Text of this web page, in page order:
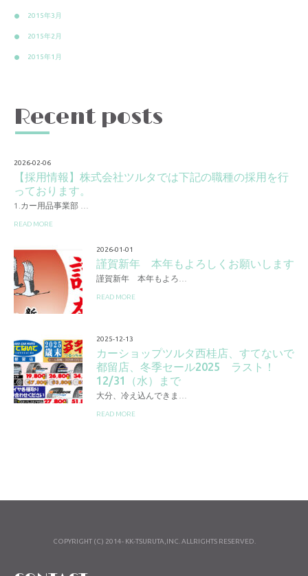
2015年3月
2015年2月
2015年1月
Recent posts
2026-02-06
【採用情報】株式会社ツルタでは下記の職種の採用を行
っております。
1.カー用品事業部 …
READ MORE
2026-01-01
謹賀新年 本年もよろしくお願いします
謹賀新年 本年もよろ…
READ MORE
2025-12-13
カーショップツルタ西桂店、すてないで
都留店、冬季セール2025 ラスト！
12/31（水）まで
大分、冷え込んできま…
READ MORE
COPYRIGHT (C) 2014- KK-TSURUTA,INC. ALLRIGHTS RESERVED.